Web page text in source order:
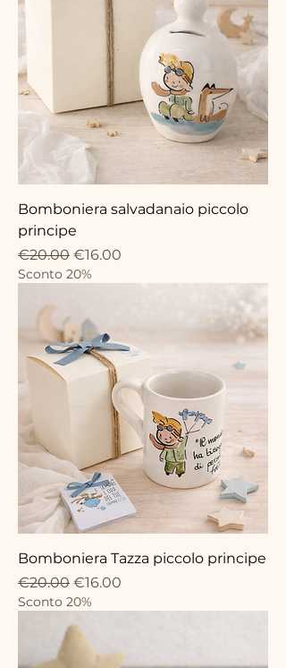
Bomboniera salvadanaio piccolo
principe
Regular Price
€20.00 Sale Price
€16.00
Sconto 20%
Bomboniera Tazza piccolo principe
Regular Price
€20.00 Sale Price
€16.00
Sconto 20%